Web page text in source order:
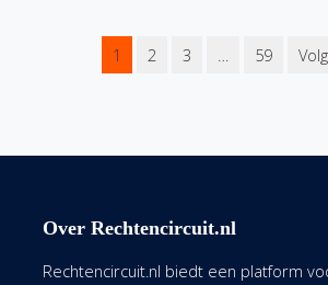
1 2 3 … 59
Over Rechtencircuit.nl
Rechtencircuit.nl biedt een platform